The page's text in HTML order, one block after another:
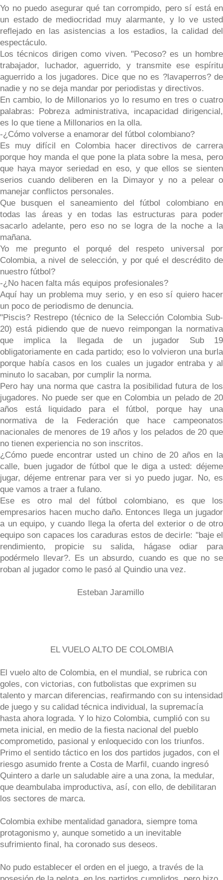
Yo no puedo asegurar qué tan corrompido, pero sí está en
un estado de mediocridad muy alarmante, y lo ve usted
reflejado en las asistencias a los estadios, la calidad del
espectáculo.
Los técnicos dirigen como viven. "Pecoso? es un hombre
trabajador, luchador, aguerrido, y transmite ese espíritu
aguerrido a los jugadores. Dice que no es ?lavaperros? de
nadie y no se deja mandar por periodistas y directivos.
En cambio, lo de Millonarios yo lo resumo en tres o cuatro
palabras: Pobreza administrativa, incapacidad dirigencial,
es lo que tiene a Millonarios en la olla.
-¿Cómo volverse a enamorar del fútbol colombiano?
Es muy difícil en Colombia hacer directivos de carrera
porque hoy manda el que pone la plata sobre la mesa, pero
que haya mayor seriedad en eso, y que ellos se sienten
serios cuando deliberen en la Dimayor y no a pelear o
manejar conflictos personales.
Que busquen el saneamiento del fútbol colombiano en
todas las áreas y en todas las estructuras para poder
sacarlo adelante, pero eso no se logra de la noche a la
mañana.
Yo me pregunto el porqué del respeto universal por
Colombia, a nivel de selección, y por qué el descrédito de
nuestro fútbol?
-¿No hacen falta más equipos profesionales?
Aquí hay un problema muy serio, y en eso sí quiero hacer
un poco de periodismo de denuncia.
"Piscis? Restrepo (técnico de la Selección Colombia Sub-
20) está pidiendo que de nuevo reimpongan la normativa
que implica la llegada de un jugador Sub 19
obligatoriamente en cada partido; eso lo volvieron una burla
porque había casos en los cuales un jugador entraba y al
minuto lo sacaban, por cumplir la norma.
Pero hay una norma que castra la posibilidad futura de los
jugadores. No puede ser que en Colombia un pelado de 20
años está liquidado para el fútbol, porque hay una
normativa de la Federación que hace campeonatos
nacionales de menores de 19 años y los pelados de 20 que
no tienen experiencia no son inscritos.
¿Cómo puede encontrar usted un chino de 20 años en la
calle, buen jugador de fútbol que le diga a usted: déjeme
jugar, déjeme entrenar para ver si yo puedo jugar. No, es
que vamos a traer a fulano.
Ese es otro mal del fútbol colombiano, es que los
empresarios hacen mucho daño. Entonces llega un jugador
a un equipo, y cuando llega la oferta del exterior o de otro
equipo son capaces los caraduras estos de decirle: "baje el
rendimiento, propicie su salida, hágase odiar para
podérmelo llevar?. Es un absurdo, cuando es que no se
roban al jugador como le pasó al Quindio una vez.
Esteban Jaramillo
EL VUELO ALTO DE COLOMBIA
El vuelo alto de Colombia, en el mundial, se rubrica con
goles, con victorias, con futbolistas que exprimen su
talento y marcan diferencias, reafirmando con su intensidad
de juego y su calidad técnica individual, la supremacía
hasta ahora lograda. Y lo hizo Colombia, cumplió con su
meta inicial, en medio de la fiesta nacional del pueblo
comprometido, pasional y enloquecido con los triunfos.
Primo el sentido táctico en los dos partidos jugados, con el
riesgo asumido frente a Costa de Marfil, cuando ingresó
Quintero a darle un saludable aire a una zona, la medular,
que deambulaba improductiva, así, con ello, de debilitaran
los sectores de marca.
Colombia exhibe mentalidad ganadora, siempre toma
protagonismo y, aunque sometido a un inevitable
sufrimiento final, ha coronado sus deseos.
No pudo establecer el orden en el juego, a través de la